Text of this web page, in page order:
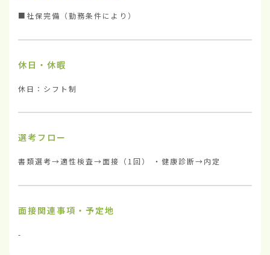
■社保完備（勤務条件により）
休日・休暇
休日：シフト制
選考フロー
書類選考→適性検査→面接（1回） ・健康診断→内定
面接関連事項・予定地
-